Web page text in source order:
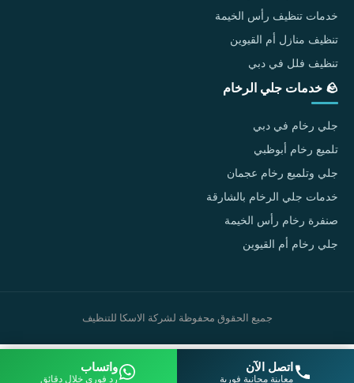
خدمات تنظيف رأس الخيمة
تنظيف منازل أم القيوين
تنظيف فلل في دبي
🪨 خدمات جلي الرخام
جلي رخام في دبي
تلميع رخام أبوظبي
جلي وتلميع رخام عجمان
خدمات جلي الرخام بالشارقة
صنفرة رخام رأس الخيمة
جلي رخام أم القيوين
جميع الحقوق محفوظة لشركة الاسكا للتنظيف
اتصل الآن
معاينة مجانية فورية
واتساب
رد فوري خلال دقائق